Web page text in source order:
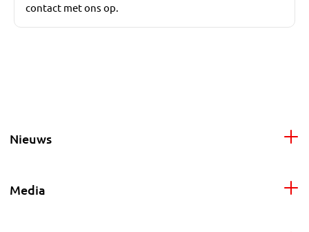
contact met ons op.
Nieuws
Media